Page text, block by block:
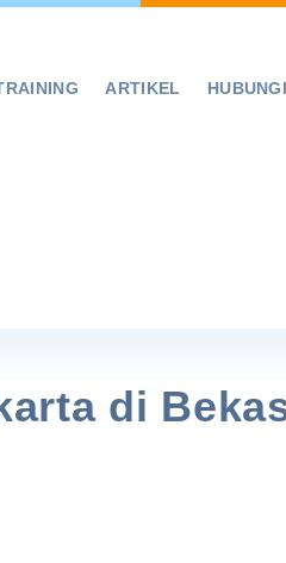
ARTIKEL
di